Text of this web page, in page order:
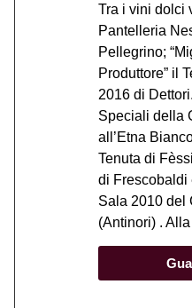
Tra i vini dolci
Pantelleria
Pellegrino;
Produttore” il
2016 di
Speciali della
all’Etna
Tenuta di
di Frescobaldi
Sala 2010 del
(Antinori) .